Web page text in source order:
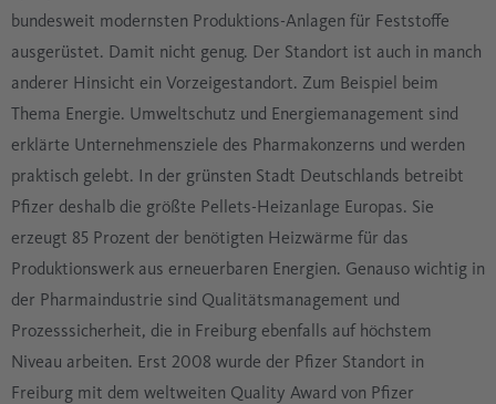
bundesweit modernsten Produktions-Anlagen für Feststoffe
ausgerüstet. Damit nicht genug. Der Standort ist auch in manch
anderer Hinsicht ein Vorzeigestandort. Zum Beispiel beim
Thema Energie. Umweltschutz und Energiemanagement sind
erklärte Unternehmensziele des Pharmakonzerns und werden
praktisch gelebt. In der grünsten Stadt Deutschlands betreibt
Pfizer deshalb die größte Pellets-Heizanlage Europas. Sie
erzeugt 85 Prozent der benötigten Heizwärme für das
Produktionswerk aus erneuerbaren Energien. Genauso wichtig in
der Pharmaindustrie sind Qualitätsmanagement und
Prozesssicherheit, die in Freiburg ebenfalls auf höchstem
Niveau arbeiten. Erst 2008 wurde der Pfizer Standort in
Freiburg mit dem weltweiten Quality Award von Pfizer